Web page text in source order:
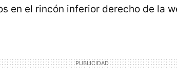
en el rincón inferior derecho de la